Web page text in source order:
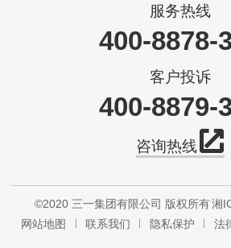
服务热线
400-8878-
客户投诉
400-8879-
咨询热线
©2020 三一集团有限公司 版权所有湘
网站地图
联系我们 隐私保护 法